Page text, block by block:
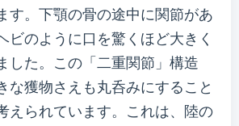
す。下顎の骨の途中に関節があ
ビのように口を驚くほど大きく
した。この「二重関節」構造
な獲物さえも丸呑みにすること
えられています。これは、陸の